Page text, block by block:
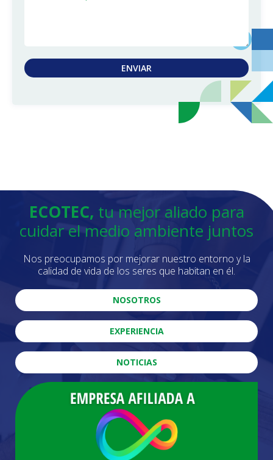
ECOTEC, tu mejor aliado para
cuidar el medio ambiente juntos
Nos preocupamos por mejorar nuestro entorno y la
calidad de vida de los seres que habitan en él.
NOSOTROS
EXPERIENCIA
NOTICIAS